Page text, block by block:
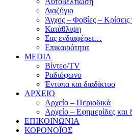
Διαζύγιο
Άγχος – Φοβίες – Κρίσεις
Κατάθλιψη
Σας ενδιαφέρει…
Επικαιρότητα
MEDIA
Βίντεο/TV
Ραδιόφωνο
Έντυπα και διαδίκτυο
ΑΡΧΕΙΟ
Αρχείο – Περιοδικά
Αρχείο – Εφημερίδες και
ΕΠΙΚΟΙΝΩΝΙΑ
ΚΟΡΟΝΟΪΟΣ